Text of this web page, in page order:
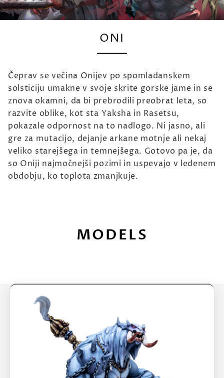
ONI
Čeprav se večina Onijev po spomladanskem
solsticiju umakne v svoje skrite gorske jame in se
znova okamni, da bi prebrodili preobrat leta, so
razvite oblike, kot sta Yaksha in Rasetsu,
pokazale odpornost na to nadlogo. Ni jasno, ali
gre za mutacijo, dejanje arkane motnje ali nekaj
veliko starejšega in temnejšega. Gotovo pa je, da
so Oniji najmočnejši pozimi in uspevajo v ledenem
obdobju, ko toplota zmanjkuje.
MODELS